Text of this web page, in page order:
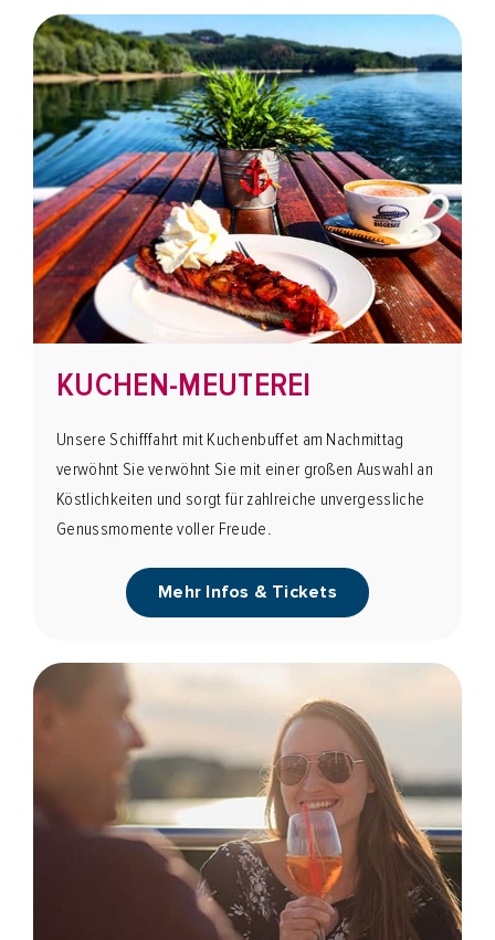
KUCHEN-MEUTEREI
Unsere Schifffahrt mit Kuchenbuffet am Nachmittag
verwöhnt Sie verwöhnt Sie mit einer großen Auswahl an
Köstlichkeiten und sorgt für zahlreiche unvergessliche
Genussmomente voller Freude.
Mehr Infos & Tickets